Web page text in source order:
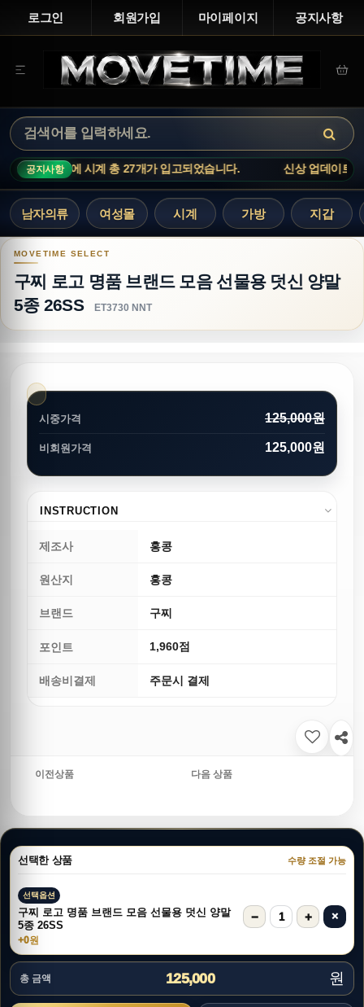
로그인 회원가입 마이페이지 공지사항
공지사항
띠에 시계 총 27개가 입고되었습니다. 신상 업데이트 : 까르띠에
남자의류 여성몰 시계 가방 지갑
구찌 로고 명품 브랜드 모음 선물용 덧신 양말 5종
구찌 로고 명품 브랜드 모음 선물용 덧신 양말
5종 26SS
ET3730 NNT
시중가격 125,000원
비회원가격 125,000원
INSTRUCTION
제조사 홍콩
원산지 홍콩
브랜드 구찌
포인트 1,960점
배송비결제 주문시 결제
이전상품 다음 상품
선택한 상품 수량 조절 가능
선택옵션
구찌 로고 명품 브랜드 모음 선물용 덧신 양말
5종 26SS
+0원
− 1 + ×
총 금액 125,000 원